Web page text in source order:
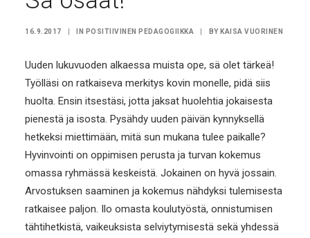
16.9.2017 IN POSITIIVINEN PEDAGOGIIKKA BY KAISA VUORINEN
Uuden lukuvuoden alkaessa muista ope, sä olet tärkeä!
Työlläsi on ratkaiseva merkitys kovin monelle, pidä siis
huolta. Ensin itsestäsi, jotta jaksat huolehtia jokaisesta
pienestä ja isosta. Pysähdy uuden päivän kynnyksellä
hetkeksi miettimään, mitä sun mukana tulee paikalle?
Hyvinvointi on oppimisen perusta ja turvan kokemus
omassa ryhmässä keskeistä. Jokainen on hyvä jossain.
Arvostuksen saaminen ja kokemus nähdyksi tulemisesta
ratkaisee paljon. Ilo omasta koulutyöstä, onnistumisen
tähtihetkistä, vaikeuksista selviytymisestä sekä yhdessä